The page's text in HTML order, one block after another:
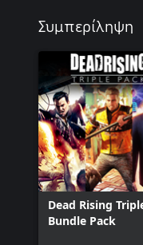
Συμπερίληψη
Dead Rising
Bundle Pack